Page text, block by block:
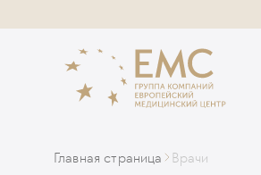
Главная страница Врачи